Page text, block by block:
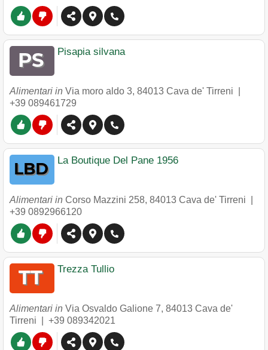
Pisapia silvana
Alimentari in Via moro aldo 3, 84013 Cava de' Tirreni
+39 089461729
La Boutique Del Pane 1956
Alimentari in Corso Mazzini 258, 84013 Cava de' Tirreni
+39 0892966120
Trezza Tullio
Alimentari in Via Osvaldo Galione 7, 84013 Cava de'
Tirreni
+39 089342021